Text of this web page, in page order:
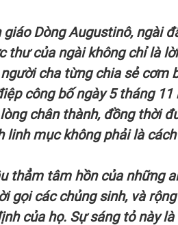
Dòng Augustinô, ngài
thư của ngài không chỉ là
cha từng chia sẻ cơm
công bố ngày 5 tháng 11
chân thành, đồng thời
linh mục không phải là
thẳm tâm hồn của những
gọi các chủng sinh, và
của họ. Sự sáng tỏ này